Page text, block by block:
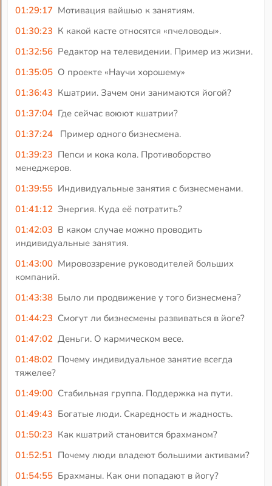
01:29:17 Мотивация вайшью к занятиям.
01:30:23 К какой касте относятся «пчеловоды».
01:32:56 Редактор на телевидении. Пример из жизни.
01:35:05 О проекте «Научи хорошему»
01:36:43 Кшатрии. Зачем они занимаются йогой?
01:37:04 Где сейчас воюют кшатрии?
01:37:24
Пример одного бизнесмена.
01:39:23 Пепси и кока кола. Противоборство
менеджеров.
01:39:55 Индивидуальные занятия с бизнесменами.
01:41:12 Энергия. Куда её потратить?
01:42:03 В каком случае можно проводить
индивидуальные занятия.
01:43:00 Мировоззрение руководителей больших
компаний.
01:43:38 Было ли продвижение у того бизнесмена?
01:44:23 Смогут ли бизнесмены развиваться в йоге?
01:47:02 Деньги. О кармическом весе.
01:48:02 Почему индивидуальное занятие всегда
тяжелее?
01:49:00 Стабильная группа. Поддержка на пути.
01:49:43 Богатые люди. Скаредность и жадность.
01:50:23 Как кшатрий становится брахманом?
01:52:51 Почему люди владеют большими активами?
01:54:55 Брахманы. Как они попадают в йогу?